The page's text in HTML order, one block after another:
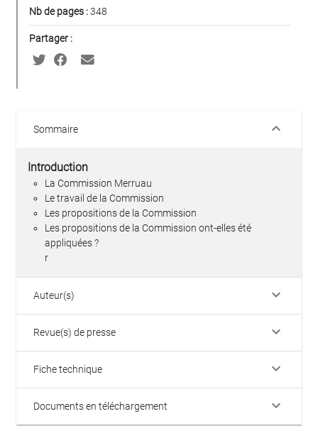
Nb de pages :348
Partager :
Sommaire keyboard_arrow_down
Introduction
La Commission Merruau
Le travail de la Commission
Les propositions de la Commission
Les propositions de la Commission ont-elles été
appliquées ?
r
Auteur(s) keyboard_arrow_down
Revue(s) de presse keyboard_arrow_down
Fiche technique keyboard_arrow_down
Documents en téléchargement keyboard_arrow_down